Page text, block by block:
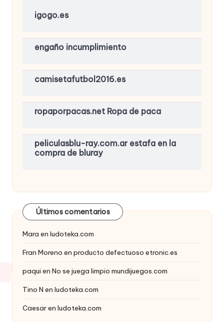
igogo.es
engaño incumplimiento
camisetafutbol2016.es
ropaporpacas.net Ropa de paca
peliculasblu-ray.com.ar estafa en la
compra de bluray
Últimos comentarios
Mara en ludoteka.com
Fran Moreno en producto defectuoso etronic.es
paqui en No se juega limpio mundijuegos.com
Tino N en ludoteka.com
Caesaren ludoteka.com